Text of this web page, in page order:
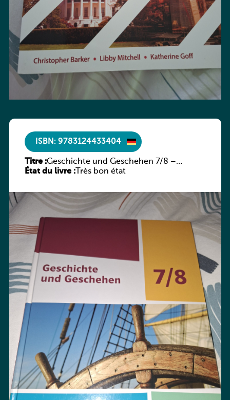
ISBN: 9783124433404
Titre :Geschichte und Geschehen 7/8 –
Rheinland-Pfalz
État du livre :Très bon état